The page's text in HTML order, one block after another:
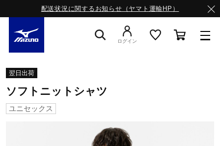
配送状況に関するお知らせ（ヤマト運輸HP）
ライフスタイルウエア
ログイン
翌日出荷
ソフトニットシャツ
ユニセックス